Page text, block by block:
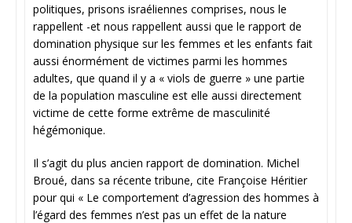
politiques, prisons israéliennes comprises, nous le
rappellent -et nous rappellent aussi que le rapport de
domination physique sur les femmes et les enfants fait
aussi énormément de victimes parmi les hommes
adultes, que quand il y a « viols de guerre » une partie
de la population masculine est elle aussi directement
victime de cette forme extrême de masculinité
hégémonique.
Il s’agit du plus ancien rapport de domination. Michel
Broué, dans sa récente tribune, cite Françoise Héritier
pour qui « Le comportement d’agression des hommes à
l’égard des femmes n’est pas un effet de la nature